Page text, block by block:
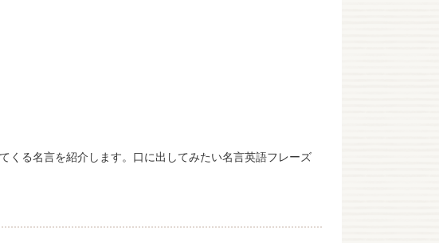
くる名言を紹介します。口に出してみたい名言英語フレーズ